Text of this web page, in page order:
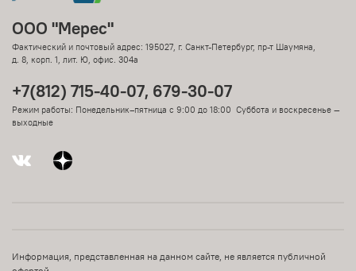
ООО "Мерес"
Фактический и почтовый адрес: 195027, г. Санкт-Петербург, пр-т Шаумяна,
д. 8, корп. 1, лит. Ю, офис. 304а
+7(812) 715-40-07, 679-30-07
Режим работы: Понедельник–пятница с 9:00 до 18:00 Суббота и воскресенье —
выходные
Информация, представленная на данном сайте, не является публичной